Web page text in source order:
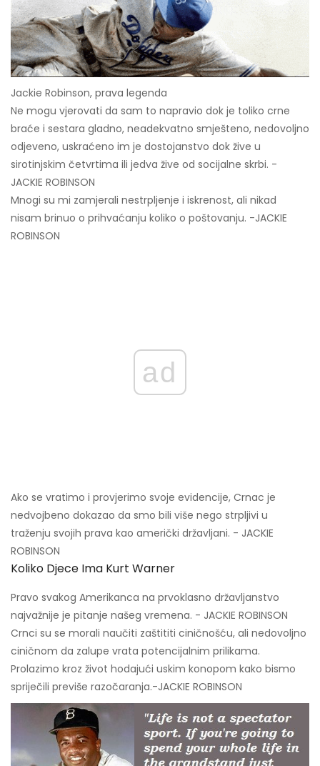
Jackie Robinson, prava legenda
Ne mogu vjerovati da sam to napravio dok je toliko crne
braće i sestara gladno, neadekvatno smješteno, nedovoljno
odjeveno, uskraćeno im je dostojanstvo dok žive u
sirotinjskim četvrtima ili jedva žive od socijalne skrbi. -
JACKIE ROBINSON
Mnogi su mi zamjerali nestrpljenje i iskrenost, ali nikad
nisam brinuo o prihvaćanju koliko o poštovanju. -JACKIE
ROBINSON
ad
Ako se vratimo i provjerimo svoje evidencije, Crnac je
nedvojbeno dokazao da smo bili više nego strpljivi u
traženju svojih prava kao američki državljani. - JACKIE
ROBINSON
Koliko Djece Ima Kurt Warner
Pravo svakog Amerikanca na prvoklasno državljanstvo
najvažnije je pitanje našeg vremena. - JACKIE ROBINSON
Crnci su se morali naučiti zaštititi ciničnošću, ali nedovoljno
ciničnom da zalupe vrata potencijalnim prilikama.
Prolazimo kroz život hodajući uskim konopom kako bismo
spriječili previše razočaranja.-JACKIE ROBINSON